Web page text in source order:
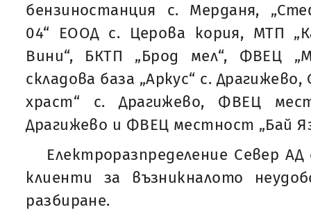
бензиностанция с. Мерданя,
04“ ЕООД с. Церова кория, МТП
Вини“, БКТП „Брод мел“, ФВЕЦ
складова база „Аркус“ с.
храст“ с. Драгижево, ФВЕЦ
Драгижево и ФВЕЦ местност „Бай
Електроразпределение Север
клиенти за възникналото
разбиране.